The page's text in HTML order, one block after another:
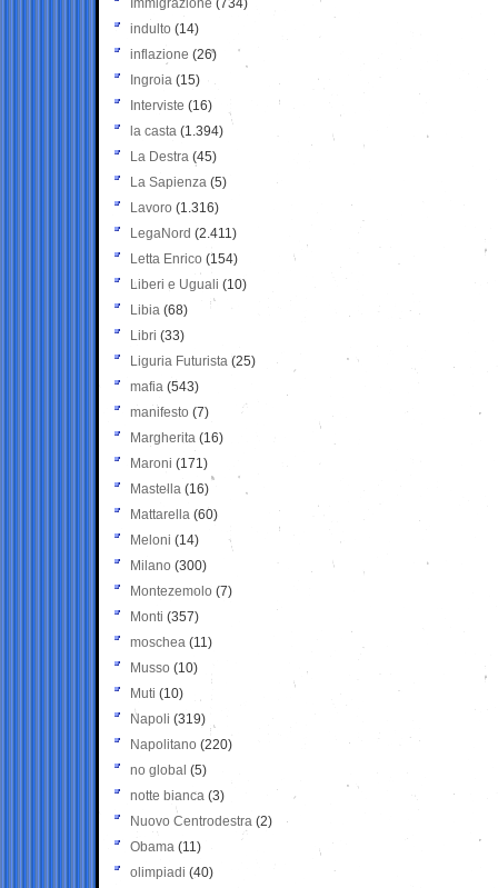
Immigrazione (734)
indulto (14)
inflazione (26)
Ingroia (15)
Interviste (16)
la casta (1.394)
La Destra (45)
La Sapienza (5)
Lavoro (1.316)
LegaNord (2.411)
Letta Enrico (154)
Liberi e Uguali (10)
Libia (68)
Libri (33)
Liguria Futurista (25)
mafia (543)
manifesto (7)
Margherita (16)
Maroni (171)
Mastella (16)
Mattarella (60)
Meloni (14)
Milano (300)
Montezemolo (7)
Monti (357)
moschea (11)
Musso (10)
Muti (10)
Napoli (319)
Napolitano (220)
no global (5)
notte bianca (3)
Nuovo Centrodestra (2)
Obama (11)
olimpiadi (40)